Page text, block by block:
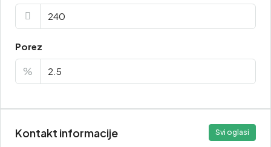
Porez
%
Kontakt informacije Svi oglasi